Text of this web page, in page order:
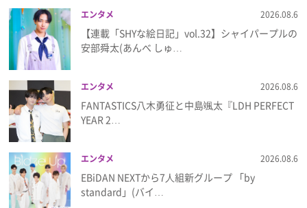
エンタメ 2026.08.6
【連載「SHYな絵日記」vol.32】シャイパープルの
安部舜太(あんべ しゅ…
エンタメ 2026.08.6
FANTASTICS八木勇征と中島颯太『LDH PERFECT
YEAR 2…
エンタメ 2026.08.6
EBiDAN NEXTから7⼈組新グループ 「by
standard」(バイ…